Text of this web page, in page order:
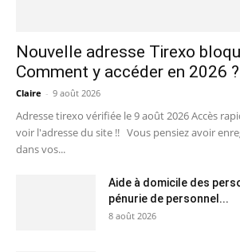
Nouvelle adresse Tirexo
Comment y accéder en 2026 ?
Claire - 9 août 2026
Adresse tirexo vérifiée le 9 août 2026 Accès
voir l'adresse du site !! Vous pensiez avoir
dans vos...
Aide à domicile des
pénurie de personnel...
8 août 2026